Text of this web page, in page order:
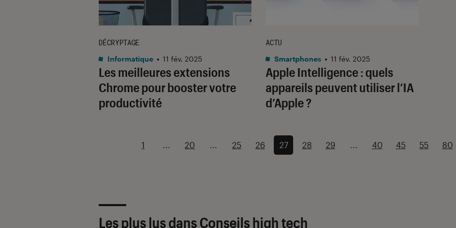
Les meilleures extensions
Chrome pour booster votre
productivité
DÉCRYPTAGE
Informatique • 11 fév. 2025
Apple Intelligence : quels
appareils peuvent utiliser l’IA
d’Apple ?
ACTU
Smartphones • 11 fév. 2025
1 ... 20 ... 25 26 27 28 29 ... 40 45 55 80
Les plus lus dans Conseils high tech